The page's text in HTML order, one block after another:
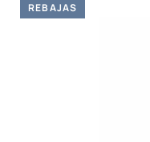
REBAJAS